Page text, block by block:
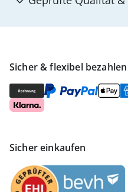
Sicher & flexibel bezahlen
Sicher einkaufen